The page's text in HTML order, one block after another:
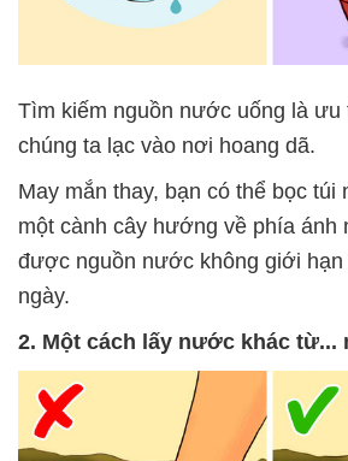
Tìm kiếm nguồn nước uống là ưu
chúng ta lạc vào nơi hoang dã.
May mắn thay, bạn có thể bọc túi
một cành cây hướng về phía ánh
được nguồn nước không giới hạn
ngày.
2. Một cách lấy nước khác từ...